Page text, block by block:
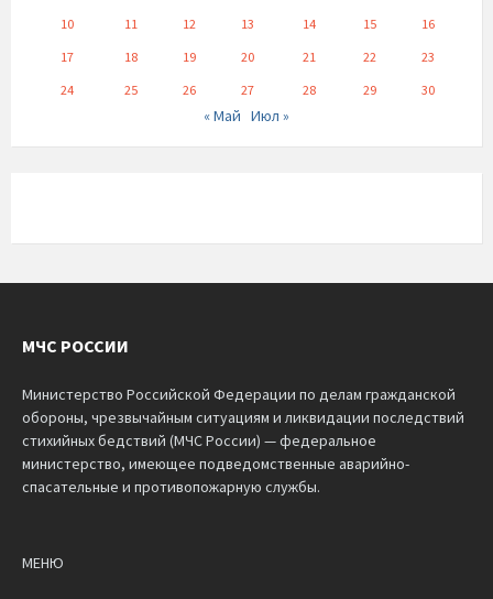
10
11 12 13 14 15
16
17
18 19 20 21 22
23
24
25 26 27 28 29 30
« Май Июл »
МЧС РОССИИ
Министерство Российской Федерации по делам гражданской
обороны, чрезвычайным ситуациям и ликвидации последствий
стихийных бедствий (МЧС России) — федеральное
министерство, имеющее подведомственные аварийно-
спасательные и противопожарную службы.
МЕНЮ